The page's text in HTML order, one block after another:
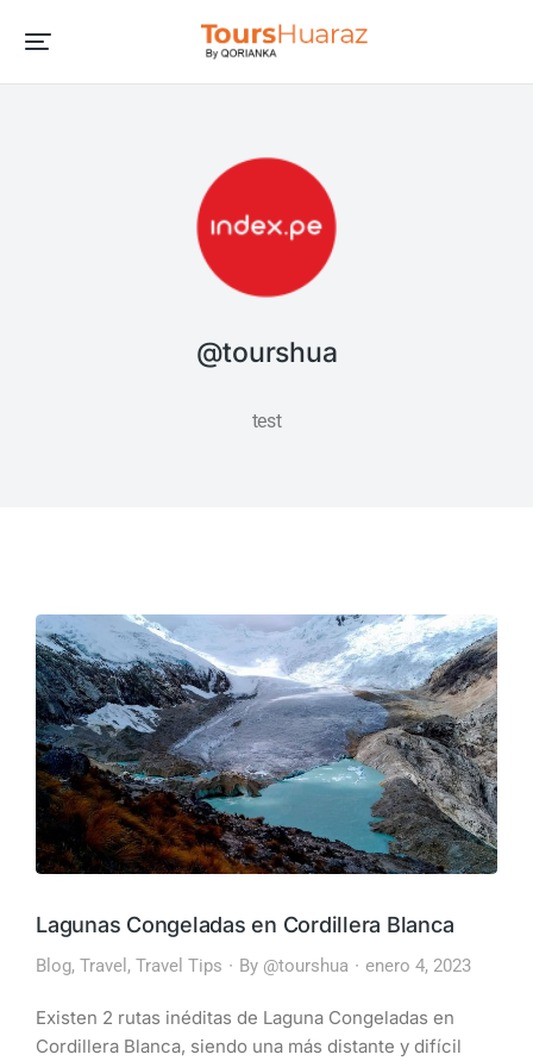
@tourshua
test
Lagunas Congeladas en Cordillera Blanca
Blog, Travel , Travel Tips By @tourshua enero 4, 2023
Existen 2 rutas inéditas de Laguna Congeladas en
Cordillera Blanca, siendo una más distante y difícil